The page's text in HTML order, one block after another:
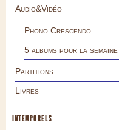
Audio&Vidéo
Phono.Crescendo
5 albums pour la semaine
Partitions
Livres
INTEMPORELS